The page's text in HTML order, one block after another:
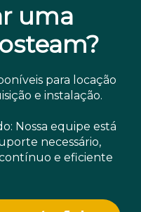
uma
para locação
e instalação.
Nossa equipe está
necessário,
e eficiente